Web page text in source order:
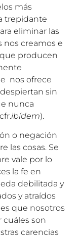
más
trepidante
eliminar las
nos creamos e
producen
nos ofrece
sin
nunca
ibídem).
o negación
las cosas. Se
vale por lo
la fe en
debilitada y
y atraídos
que nosotros
cuáles son
carencias